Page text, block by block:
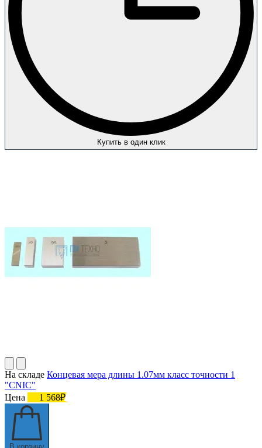
Купить в один клик
На складе Концевая мера длины 1.07мм класс точности 1
"CNIC"
Цена
1 568₽